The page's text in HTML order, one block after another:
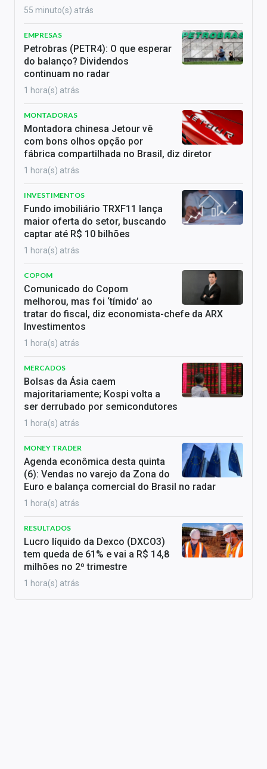
55 minuto(s) atrás
EMPRESAS
Petrobras (PETR4): O que esperar
do balanço? Dividendos
continuam no radar
1 hora(s) atrás
MONTADORAS
Montadora chinesa Jetour vê
com bons olhos opção por
fábrica compartilhada no Brasil, diz diretor
1 hora(s) atrás
INVESTIMENTOS
Fundo imobiliário TRXF11 lança
maior oferta do setor, buscando
captar até R$ 10 bilhões
1 hora(s) atrás
COPOM
Comunicado do Copom
melhorou, mas foi ‘tímido’ ao
tratar do fiscal, diz economista-chefe da ARX
Investimentos
1 hora(s) atrás
MERCADOS
Bolsas da Ásia caem
majoritariamente; Kospi volta a
ser derrubado por semicondutores
1 hora(s) atrás
MONEY TRADER
Agenda econômica desta quinta
(6): Vendas no varejo da Zona do
Euro e balança comercial do Brasil no radar
1 hora(s) atrás
RESULTADOS
Lucro líquido da Dexco (DXCO3)
tem queda de 61% e vai a R$ 14,8
milhões no 2º trimestre
1 hora(s) atrás